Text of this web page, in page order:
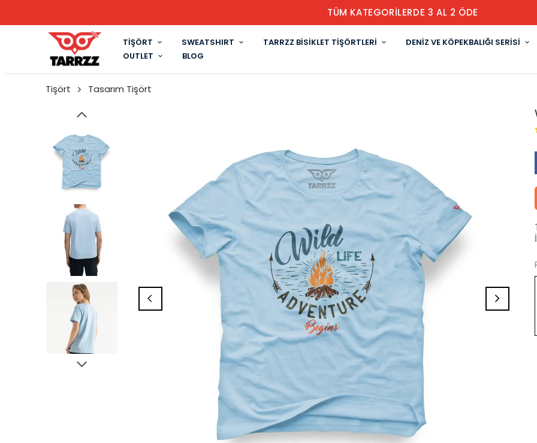
TÜM KATEGORİLERDE 3 AL 2 ÖDE
TİŞÖRT SWEATSHIRT TARRZZ BİSİKLET TİŞÖRTLERİ
DENİZ VE KÖPEKBALIĞI SERİSİ
OUTLET
BLOG
Tişört Tasarım Tişört